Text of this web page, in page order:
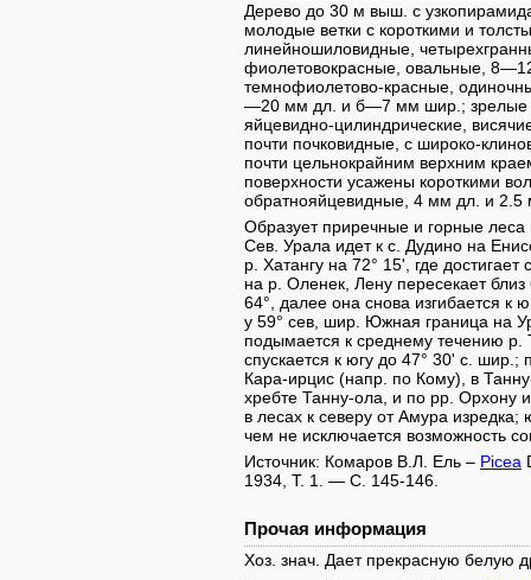
Дерево до 30 м выш. с
молодые ветки с короткими и
линейношиловидные,
фиолетовокрасные, овальные,
темнофиолетово-красные,
—20 мм дл. и б—7 мм шир.; зрелые
яйцевидно-цилиндрические,
почти почковидные, с широко-
почти цельнокрайним верхним
поверхности усажены короткими
обратнояйцевидные, 4 мм дл. и
Образует приречные и горные
Сев. Урала идет к с. Дудино на
р. Хатангу на 72° 15', где
на р. Оленек, Лену пересекает
64°, далее она снова изгибается к
у 59° сев, шир. Южная граница на
подымается к среднему течению р.
спускается к югу до 47° 30' с. шир.;
Кара-ирцис (напр. по Кому), в
хребте Танну-ола, и по рр. Орхону
в лесах к северу от Амура
чем не исключается возможность
Источник: Комаров В.Л. Ель – Picea
1934, Т. 1. — С. 145-146.
Прочая информация
Хоз. знач. Дает прекрасную белую